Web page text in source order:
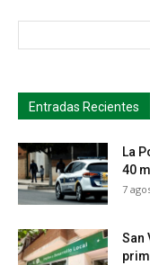
Entradas Recientes
La
40
7
San